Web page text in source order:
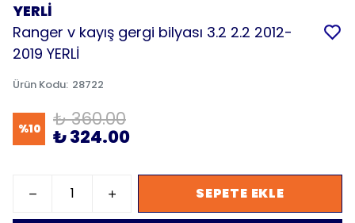
YERLİ
Ranger v kayış gergi bilyası 3.2 2.2 2012-
2019 YERLİ
Ürün Kodu: 28722
%10 ₺ 360.00
₺ 324.00
SEPETE EKLE